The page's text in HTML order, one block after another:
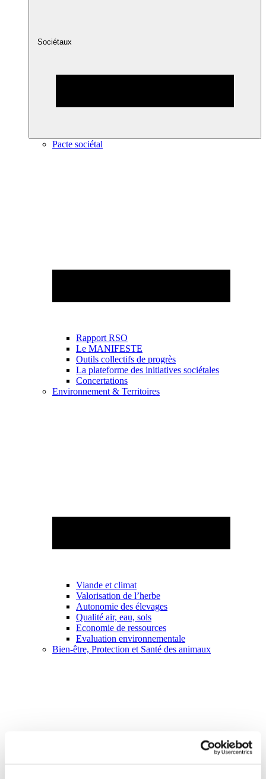
Sociétaux
Pacte sociétal
Rapport RSO
Le MANIFESTE
Outils collectifs de progrès
La plateforme des initiatives sociétales
Concertations
Environnement & Territoires
Viande et climat
Valorisation de l’herbe
Autonomie des élevages
Qualité air, eau, sols
Economie de ressources
Evaluation environnementale
Bien-être, Protection et Santé des animaux